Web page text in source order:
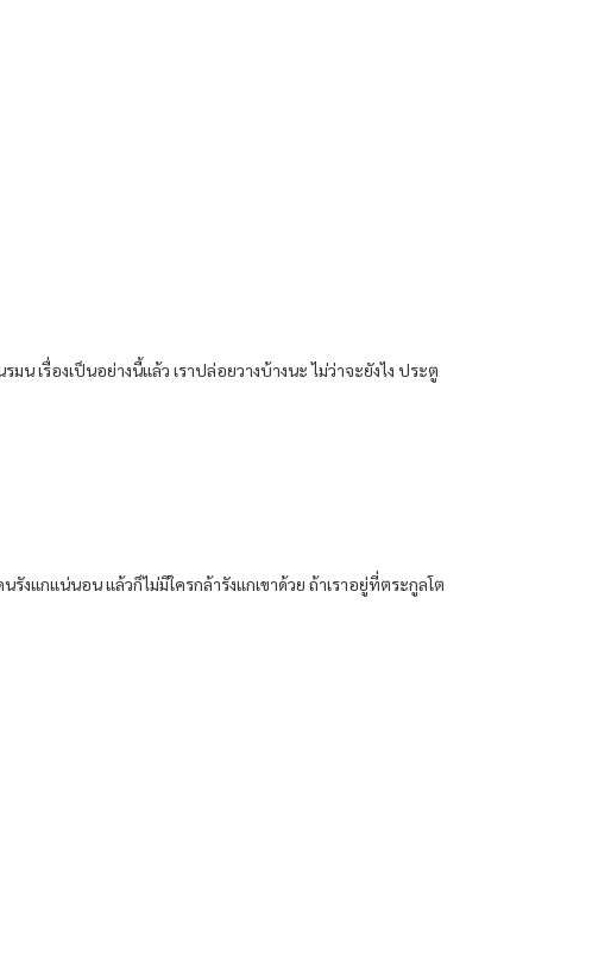
น เรื่องเป็นอย่างนี้แล้ว เราปล่อยวางบ้างนะ ไม่ว่าจะยังไง ประตู
รังแกแน่นอน แล้วก็ไม่มีใครกล้ารังแกเขาด้วย ถ้าเราอยู่ที่ตระกูลโต